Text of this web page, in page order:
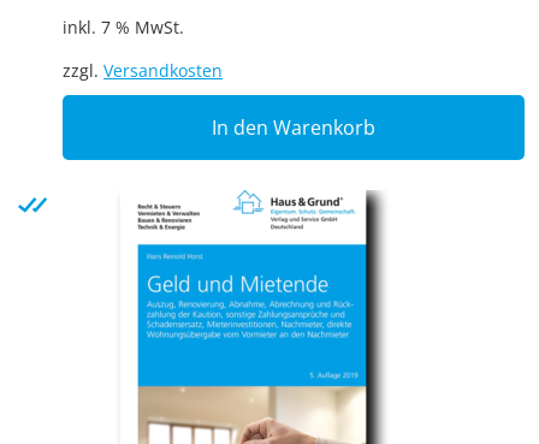
inkl. 7 % MwSt.
zzgl. Versandkosten
In den Warenkorb